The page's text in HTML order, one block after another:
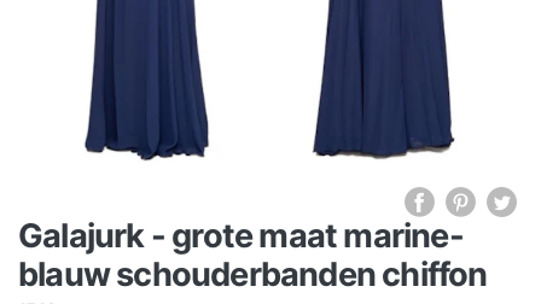
Galajurk - grote maat marine-
blauw schouderbanden chiffon